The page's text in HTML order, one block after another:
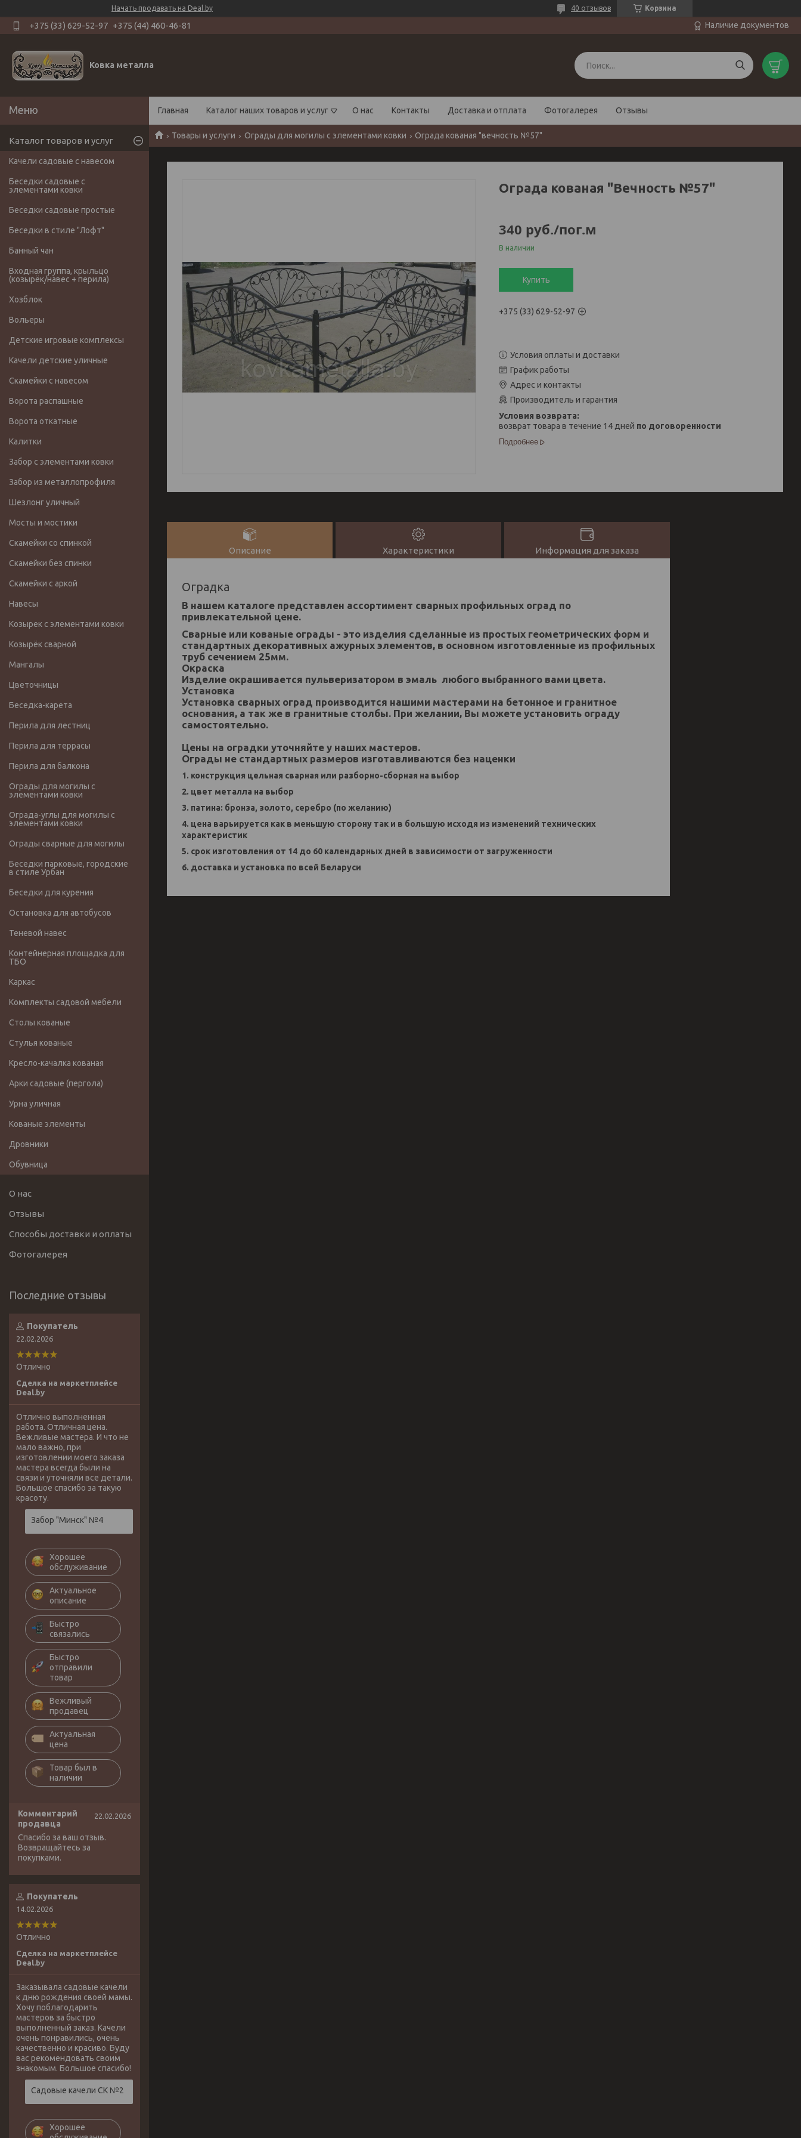
Начать продавать на Deal.by Корзина
40 отзывов
+375 (33) 629-52-97 +375 (44) 460-46-81 Наличие документов
Ковка металла
Главная Каталог наших товаров и услуг О нас Контакты Доставка и отплата Фотогалерея Отзывы
Товары и услуги Ограды для могилы с элементами ковки Ограда кованая "вечность №57"
Ограда кованая "Вечность №57"
340 руб./пог.м
В наличии
Купить
+375 (33) 629-52-97
Условия оплаты и доставки
График работы
Адрес и контакты
Производитель и гарантия
возврат товара в течение 14 дней по договоренности
Подробнее
Описание Характеристики Информация для заказа
Оградка
В нашем каталоге представлен ассортимент сварных профильных оград по
привлекательной цене.
Сварные или кованые ограды - это изделия сделанные из простых геометрических форм и
стандартных декоративных ажурных элементов, в основном изготовленные из профильных
труб сечением 25мм.
Окраска
Изделие окрашивается пульверизатором в эмаль любого выбранного вами цвета.
Установка
Установка сварных оград производится нашими мастерами на бетонное и гранитное
основания, а так же в гранитные столбы. При желании, Вы можете установить ограду
самостоятельно.
Цены на оградки уточняйте у наших мастеров.
Ограды не стандартных размеров изготавливаются без наценки
1. конструкция цельная сварная или разборно-сборная на выбор
2. цвет металла на выбор
3. патина: бронза, золото, серебро (по желанию)
4. цена варьируется как в меньшую сторону так и в большую исходя из изменений технических
характеристик
5. срок изготовления от 14 до 60 календарных дней в зависимости от загруженности
6. доставка и установка по всей Беларуси
Каталог товаров и услуг
Качели садовые с навесом
Беседки садовые с
элементами ковки
Беседки садовые простые
Беседки в стиле "Лофт"
Банный чан
Входная группа, крыльцо
(козырёк/навес + перила)
Хозблок
Вольеры
Детские игровые комплексы
Качели детские уличные
Скамейки с навесом
Ворота распашные
Ворота откатные
Калитки
Забор с элементами ковки
Забор из металлопрофиля
Шезлонг уличный
Мосты и мостики
Скамейки со спинкой
Скамейки без спинки
Скамейки с аркой
Навесы
Козырек с элементами ковки
Козырёк сварной
Мангалы
Цветочницы
Беседка-карета
Перила для лестниц
Перила для террасы
Перила для балкона
Ограды для могилы с
элементами ковки
Ограда-углы для могилы с
элементами ковки
Ограды сварные для могилы
Беседки парковые, городские
в стиле Урбан
Беседки для курения
Остановка для автобусов
Теневой навес
Контейнерная площадка для
ТБО
Каркас
Комплекты садовой мебели
Столы кованые
Стулья кованые
Кресло-качалка кованая
Арки садовые (пергола)
Урна уличная
Кованые элементы
Дровники
Обувница
О нас
Отзывы
Способы доставки и оплаты
Фотогалерея
Покупатель
22.02.2026
Отлично
Сделка на маркетплейсе
Deal.by
Отлично выполненная
работа. Отличная цена.
Вежливые мастера. И что не
мало важно, при
изготовлении моего заказа
мастера всегда были на
связи и уточняли все детали.
Большое спасибо за такую
красоту.
Забор "Минск" №4
Хорошее
обслуживание
Актуальное
описание
Быстро
связались
Быстро
отправили
товар
Вежливый
продавец
Актуальная
цена
Товар был в
наличии
Комментарий
продавца
22.02.2026
Спасибо за ваш отзыв.
Возвращайтесь за
покупками.
Покупатель
14.02.2026
Отлично
Сделка на маркетплейсе
Deal.by
Заказывала садовые качели
к дню рождения своей мамы.
Хочу поблагодарить
мастеров за быстро
выполненный заказ. Качели
очень понравились, очень
качественно и красиво. Буду
вас рекомендовать своим
знакомым. Большое спасибо!
Садовые качели СК №2
Хорошее